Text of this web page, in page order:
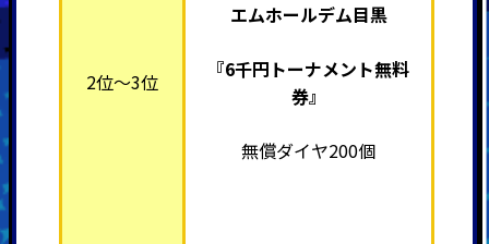
2位～3位
エムホールデム目黒
『6千円トーナメント無料
券』
無償ダイヤ200個